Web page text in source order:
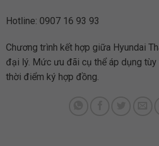
Hotline: 0907 16 93 93
Chương trình kết hợp giữa Hyundai
đại lý. Mức ưu đãi cụ thể áp dụng
thời điểm ký hợp đồng.